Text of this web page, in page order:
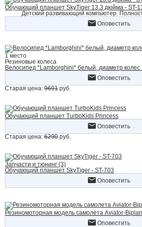
Обучающий планшет SkyTiger 13.3 дюйма - ST-
Детский развивающий компьютер.
Оповестить
1 место
Резиновые колеса
Велосипед *Lamborghini* белый, диаметр колес
Оповестить
Старая цена: 9691 руб.
Обучающий планшет TurboKids Princess
Оповестить
Старая цена: 6290 руб.
Запчасти и тюнинг (3)
Обучающий планшет SkyTiger - ST-703
Оповестить
Резиномоторная модель самолета Aviator-
Оповестить